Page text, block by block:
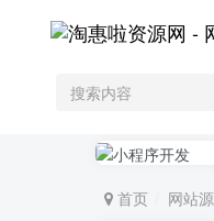
首页 网站